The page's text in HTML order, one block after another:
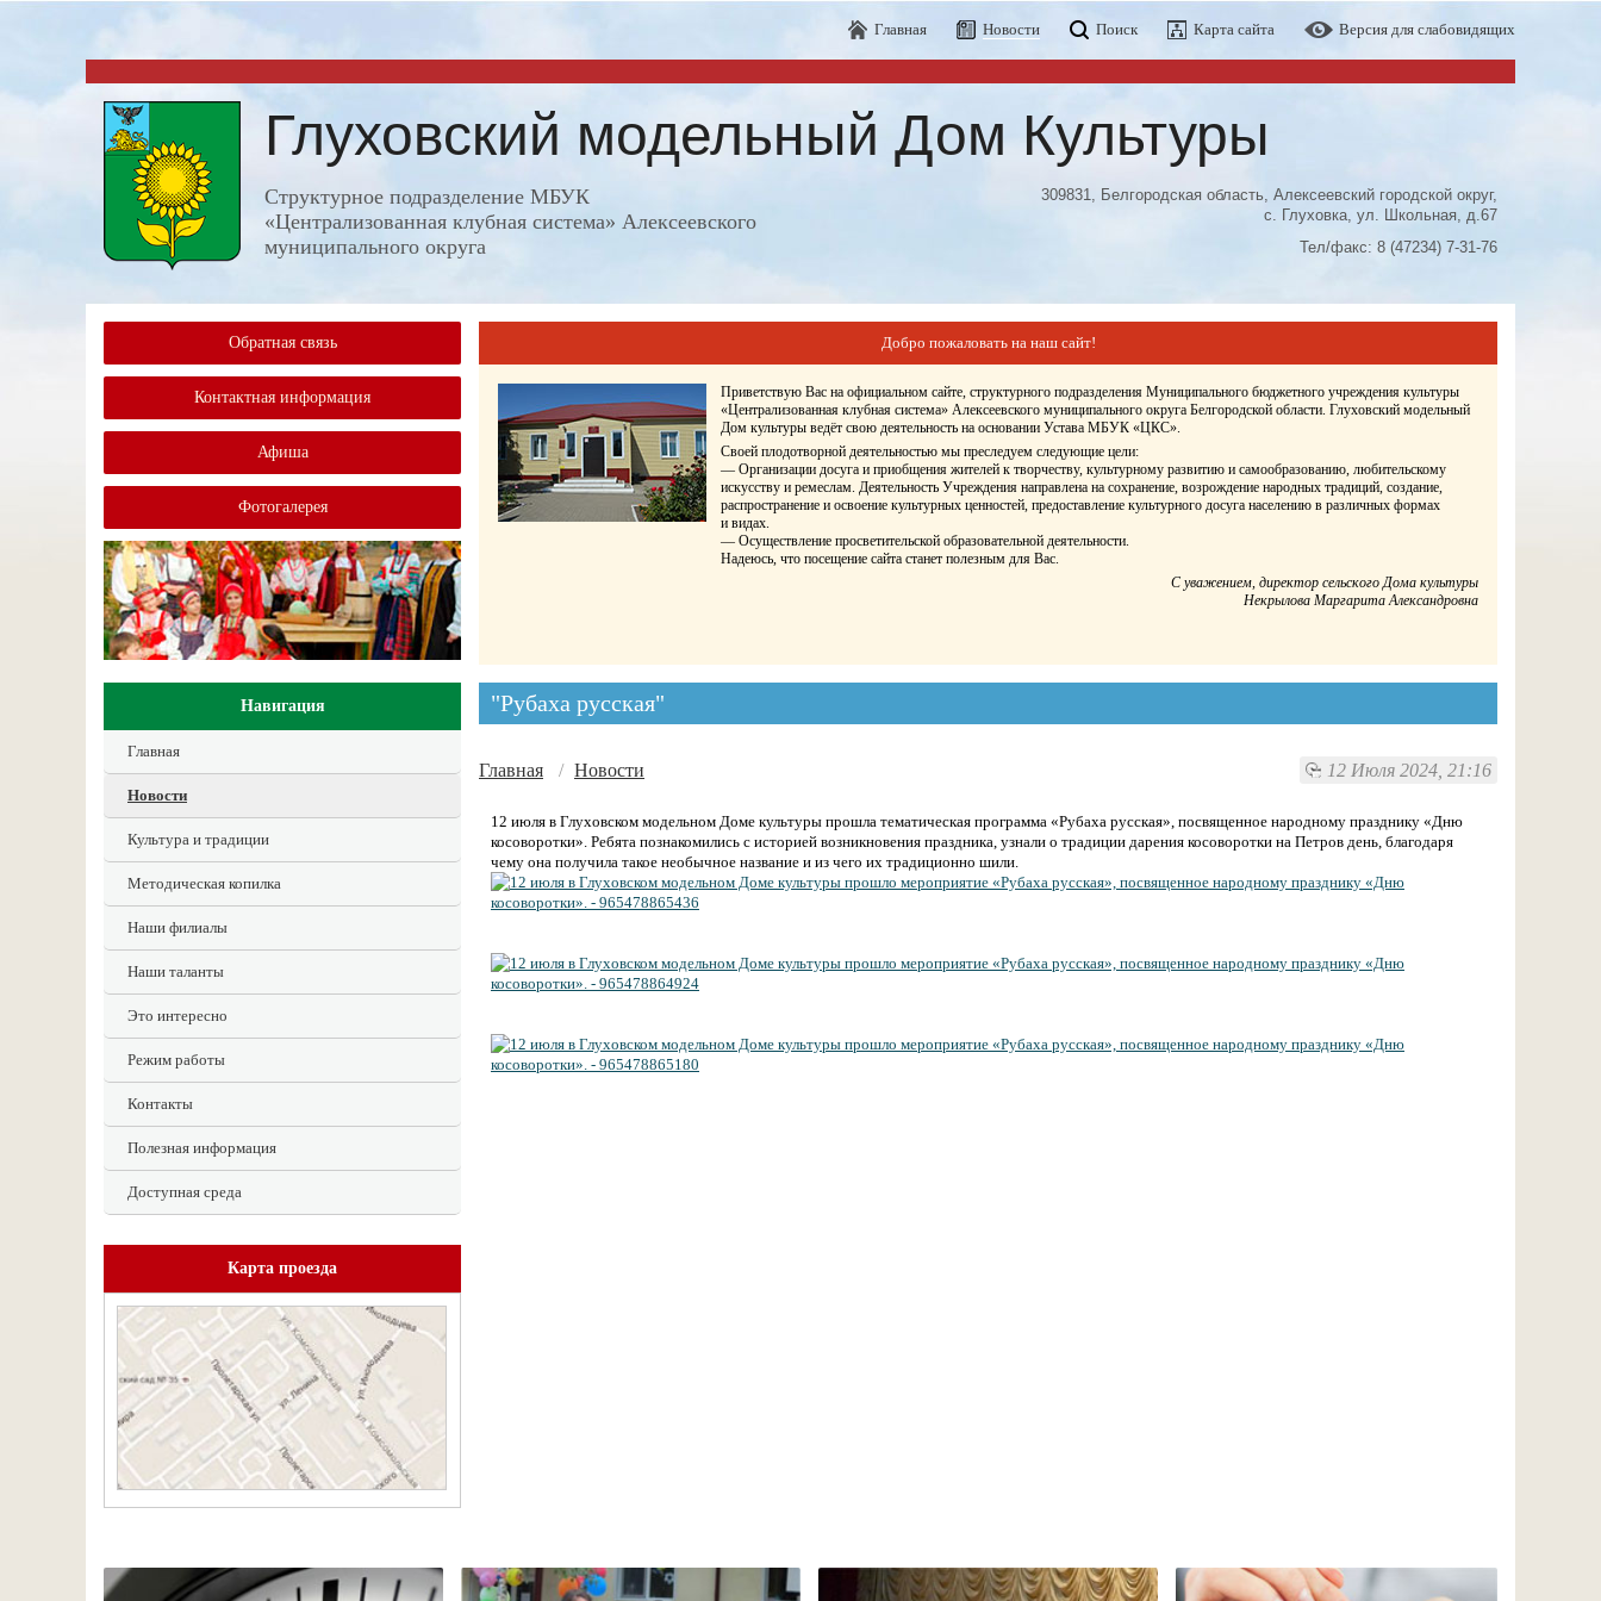
Главная Новости Поиск Карта сайта Версия для слабовидящих
Глуховский модельный Дом Культуры
Структурное подразделение МБУК
«Централизованная клубная система» Алексеевского
муниципального округа
309831, Белгородская область, Алексеевский городской округ,
с. Глуховка, ул. Школьная, д.67
Тел/факс: 8 (47234) 7-31-76
Обратная связь
Контактная информация
Афиша
Фотогалерея
Добро пожаловать на наш сайт!
Приветствую Вас на официальном сайте, структурного подразделения Муниципального бюджетного учреждения культуры
«Централизованная клубная система» Алексеевского муниципального округа Белгородской области. Глуховский модельный
Дом культуры ведёт свою деятельность на основании Устава МБУК «ЦКС».
Своей плодотворной деятельностью мы преследуем следующие цели:
— Организации досуга и приобщения жителей к творчеству, культурному развитию и самообразованию, любительскому
искусству и ремеслам. Деятельность Учреждения направлена на сохранение, возрождение народных традиций, создание,
распространение и освоение культурных ценностей, предоставление культурного досуга населению в различных формах
и видах.
— Осуществление просветительской образовательной деятельности.
Надеюсь, что посещение сайта станет полезным для Вас.
С уважением, директор сельского Дома культуры
Некрылова Маргарита Александровна
Навигация
Главная
Новости
Культура и традиции
Методическая копилка
Наши филиалы
Наши таланты
Это интересно
Режим работы
Контакты
Полезная информация
Доступная среда
Карта проезда
"Рубаха русская"
Главная / Новости 12 Июля 2024, 21:16
12 июля в Глуховском модельном Доме культуры прошла тематическая программа «Рубаха русская», посвященное народному празднику «Дню
косоворотки». Ребята познакомились с историей возникновения праздника, узнали о традиции дарения косоворотки на Петров день, благодаря
чему она получила такое необычное название и из чего их традиционно шили.